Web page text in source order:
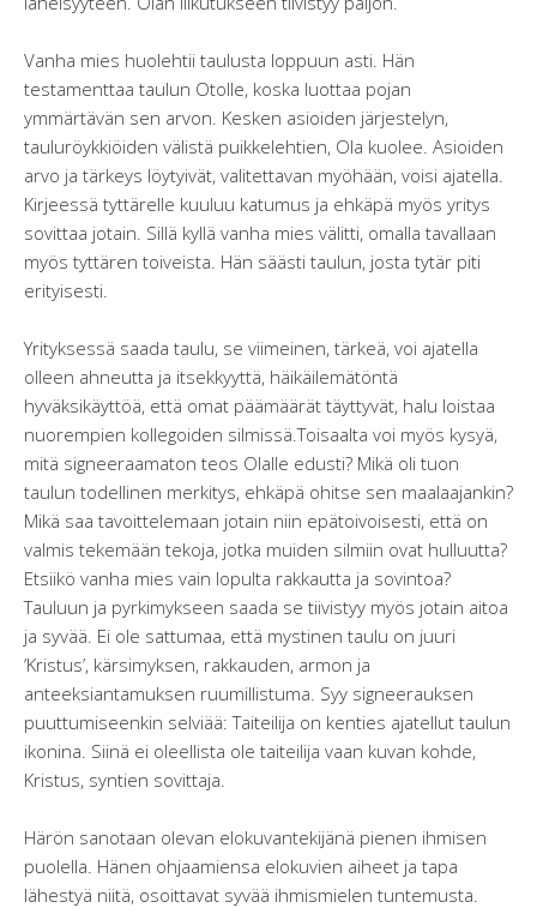
Vanha mies huolehtii taulusta loppuun asti. Hän
testamenttaa taulun Otolle, koska luottaa pojan
ymmärtävän sen arvon. Kesken asioiden järjestelyn,
tauluröykkiöiden välistä puikkelehtien, Ola kuolee. Asioiden
arvo ja tärkeys löytyivät, valitettavan myöhään, voisi ajatella.
Kirjeessä tyttärelle kuuluu katumus ja ehkäpä myös yritys
sovittaa jotain. Sillä kyllä vanha mies välitti, omalla tavallaan
myös tyttären toiveista. Hän säästi taulun, josta tytär piti
erityisesti.
Yrityksessä saada taulu, se viimeinen, tärkeä, voi ajatella
olleen ahneutta ja itsekkyyttä, häikäilemätöntä
hyväksikäyttöä, että omat päämäärät täyttyvät, halu loistaa
nuorempien kollegoiden silmissä.Toisaalta voi myös kysyä,
mitä signeeraamaton teos Olalle edusti? Mikä oli tuon
taulun todellinen merkitys, ehkäpä ohitse sen maalaajankin?
Mikä saa tavoittelemaan jotain niin epätoivoisesti, että on
valmis tekemään tekoja, jotka muiden silmiin ovat hulluutta?
Etsiikö vanha mies vain lopulta rakkautta ja sovintoa?
Tauluun ja pyrkimykseen saada se tiivistyy myös jotain aitoa
ja syvää. Ei ole sattumaa, että mystinen taulu on juuri
’Kristus’, kärsimyksen, rakkauden, armon ja
anteeksiantamuksen ruumillistuma. Syy signeerauksen
puuttumiseenkin selviää: Taiteilija on kenties ajatellut taulun
ikonina. Siinä ei oleellista ole taiteilija vaan kuvan kohde,
Kristus, syntien sovittaja.
Härön sanotaan olevan elokuvantekijänä pienen ihmisen
puolella. Hänen ohjaamiensa elokuvien aiheet ja tapa
lähestyä niitä, osoittavat syvää ihmismielen tuntemusta.